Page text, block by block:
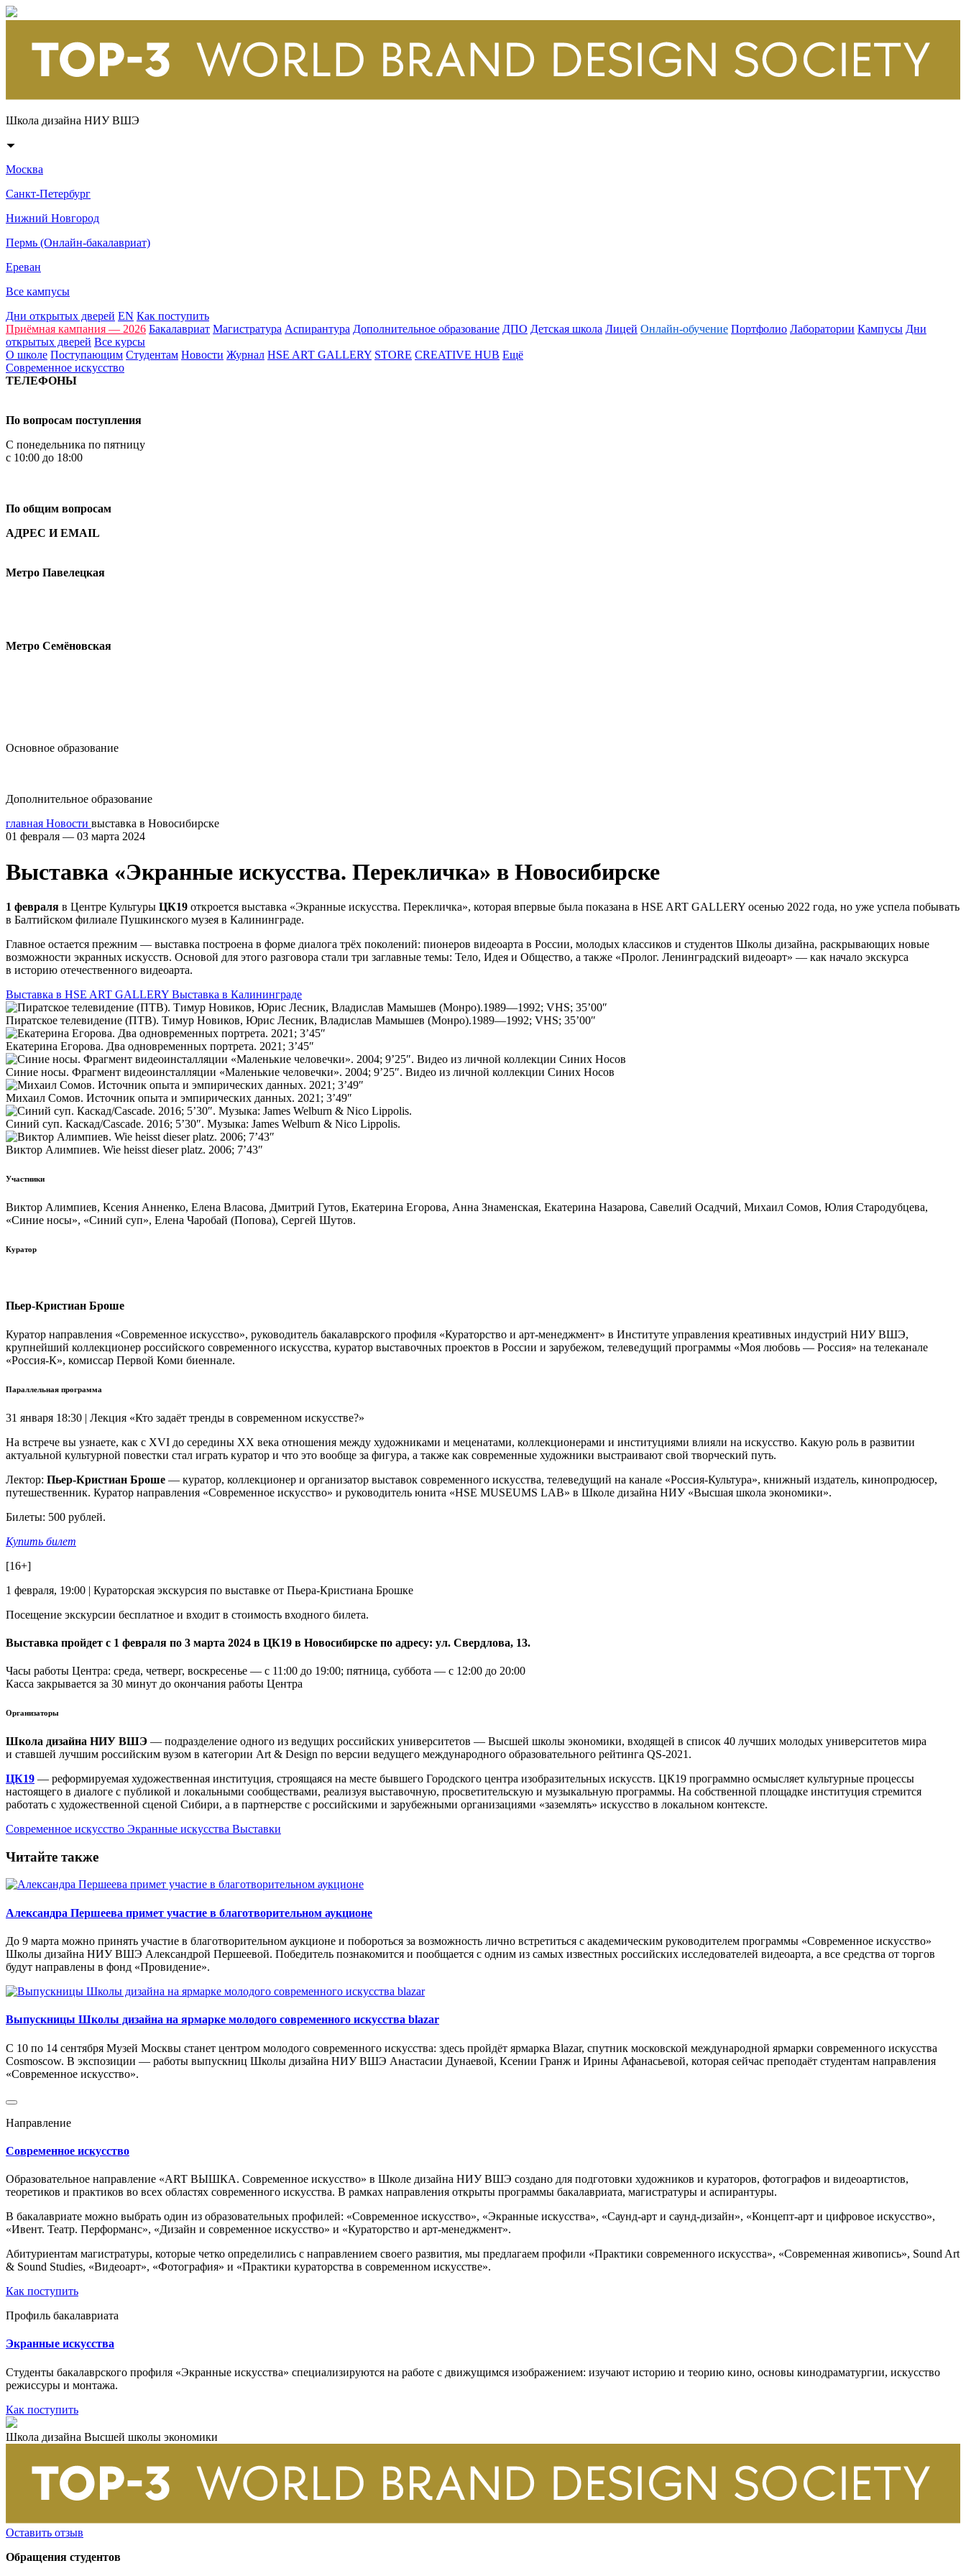
Школа дизайна НИУ ВШЭ
Москва
Санкт-Петербург
Нижний Новгород
Пермь (Онлайн-бакалавриат)
Ереван
Все кампусы
Дни открытых дверей EN Как поступить
Приёмная кампания — 2026 Бакалавриат Магистратура Аспирантура Дополнительное образование ДПО Детская школа Лицей Онлайн-обучение Портфолио Лаборатории Кампусы Дни
открытых дверей Все курсы
О школе Поступающим Студентам Новости Журнал HSE ART GALLERY STORE CREATIVE HUB Ещё
Современное искусство
ТЕЛЕФОНЫ
По вопросам поступления
С понедельника по пятницу
с 10:00 до 18:00
По общим вопросам
АДРЕС И EMAIL
Метро Павелецкая
Метро Семёновская
Основное образование
Дополнительное образование
главная Новости выставка в Новосибирске
01 февраля — 03 марта 2024
Выставка «Экранные искусства. Перекличка» в Новосибирске
1 февраля в Центре Культуры ЦК19 откроется выставка «Экранные искусства. Перекличка», которая впервые была показана в HSE ART GALLERY осенью 2022 года, но уже успела побывать
в Балтийском филиале Пушкинского музея в Калининграде.
Главное остается прежним — выставка построена в форме диалога трёх поколений: пионеров видеоарта в России, молодых классиков и студентов Школы дизайна, раскрывающих новые
возможности экранных искусств. Основой для этого разговора стали три заглавные темы: Тело, Идея и Общество, а также «Пролог. Ленинградский видеоарт» — как начало экскурса
в историю отечественного видеоарта.
Выставка в HSE ART GALLERY Выставка в Калининграде
Пиратское телевидение (ПТВ). Тимур Новиков, Юрис Лесник, Владислав Мамышев (Монро).1989—1992; VHS; 35’00″
Екатерина Егорова. Два одновременных портрета. 2021; 3’45″
Синие носы. Фрагмент видеоинсталляции «Маленькие человечки». 2004; 9’25″. Видео из личной коллекции Синих Носов
Михаил Сомов. Источник опыта и эмпирических данных. 2021; 3’49″
Синий суп. Каскад/Cascade. 2016; 5’30″. Музыка: James Welburn & Nico Lippolis.
Виктор Алимпиев. Wie heisst dieser platz. 2006; 7’43″
Участники
Виктор Алимпиев, Ксения Анненко, Елена Власова, Дмитрий Гутов, Екатерина Егорова, Анна Знаменская, Екатерина Назарова, Савелий Осадчий, Михаил Сомов, Юлия Стародубцева,
«Синие носы», «Синий суп», Елена Чаробай (Попова), Сергей Шутов.
Куратор
Пьер-Кристиан Броше
Куратор направления «Современное искусство», руководитель бакалаврского профиля «Кураторство и арт-менеджмент» в Институте управления креативных индустрий НИУ ВШЭ,
крупнейший коллекционер российского современного искусства, куратор выставочных проектов в России и зарубежом, телеведущий программы «Моя любовь — Россия» на телеканале
«Россия-К», комиcсар Первой Коми биеннале.
Параллельная программа
31 января 18:30 | Лекция «Кто задаёт тренды в современном искусстве?»
На встрече вы узнаете, как с XVI до середины XX века отношения между художниками и меценатами, коллекционерами и институциями влияли на искусство. Какую роль в развитии
актуальной культурной повестки стал играть куратор и что это вообще за фигура, а также как современные художники выстраивают свой творческий путь.
Лектор: Пьер-Кристиан Броше — куратор, коллекционер и организатор выставок современного искусства, телеведущий на канале «Россия-Культура», книжный издатель, кинопродюсер,
путешественник. Куратор направления «Современное искусство» и руководитель юнита «HSE MUSEUMS LAB» в Школе дизайна НИУ «Высшая школа экономики».
Билеты: 500 рублей.
Купить билет
[16+]
1 февраля, 19:00 | Кураторская экскурсия по выставке от Пьера-Кристиана Брошке
Посещение экскурсии бесплатное и входит в стоимость входного билета.
Выставка пройдет с 1 февраля по 3 марта 2024 в ЦК19 в Новосибирске по адресу: ул. Свердлова, 13.
Часы работы Центра: среда, четверг, воскресенье — с 11:00 до 19:00; пятница, суббота — с 12:00 до 20:00
Касса закрывается за 30 минут до окончания работы Центра
Организаторы
Школа дизайна НИУ ВШЭ — подразделение одного из ведущих российских университетов — Высшей школы экономики, входящей в список 40 лучших молодых университетов мира
и ставшей лучшим российским вузом в категории Art & Design по версии ведущего международного образовательного рейтинга QS-2021.
ЦК19 — реформируемая художественная институция, строящаяся на месте бывшего Городского центра изобразительных искусств. ЦК19 программно осмысляет культурные процессы
настоящего в диалоге с публикой и локальными сообществами, реализуя выставочную, просветительскую и музыкальную программы. На собственной площадке институция стремится
работать с художественной сценой Сибири, а в партнерстве с российскими и зарубежными организациями «заземлять» искусство в локальном контексте.
Современное искусство Экранные искусства Выставки
Читайте также
Александра Першеева примет участие в благотворительном аукционе
До 9 марта можно принять участие в благотворительном аукционе и побороться за возможность лично встретиться с академическим руководителем программы «Современное искусство»
Школы дизайна НИУ ВШЭ Александрой Першеевой. Победитель познакомится и пообщается с одним из самых известных российских исследователей видеоарта, а все средства от торгов
будут направлены в фонд «Провидение».
Выпускницы Школы дизайна на ярмарке молодого современного искусства blazar
С 10 по 14 сентября Музей Москвы станет центром молодого современного искусства: здесь пройдёт ярмарка Blazar, спутник московской международной ярмарки современного искусства
Cosmoscow. В экспозиции — работы выпускниц Школы дизайна НИУ ВШЭ Анастасии Дунаевой, Ксении Гранж и Ирины Афанасьевой, которая сейчас преподаёт студентам направления
«Современное искусство».
Направление
Современное искусство
Образовательное направление «ART ВЫШКА. Современное искусство» в Школе дизайна НИУ ВШЭ создано для подготовки художников и кураторов, фотографов и видеоартистов,
теоретиков и практиков во всех областях современного искусства. В рамках направления открыты программы бакалавриата, магистратуры и аспирантуры.
В бакалавриате можно выбрать один из образовательных профилей: «Современное искусство», «Экранные искусства», «Саунд-арт и саунд-дизайн», «Концепт-арт и цифровое искусство»,
«Ивент. Театр. Перформанс», «Дизайн и современное искусство» и «Кураторство и арт-менеджмент».
Абитуриентам магистратуры, которые четко определились с направлением своего развития, мы предлагаем профили «Практики современного искусства», «Современная живопись», Sound Art
& Sound Studies, «Видеоарт», «Фотография» и «Практики кураторства в современном искусстве».
Как поступить
Профиль бакалавриата
Экранные искусства
Сту­денты бакалаврского профиля «Экранные искусства» специализируются на работе с движущимся изображением: изучают историю и теорию кино, основы кинодраматургии, искусство
режиссуры и монтажа.
Как поступить
Школа дизайна Высшей школы экономики
Оставить отзыв
Обращения студентов